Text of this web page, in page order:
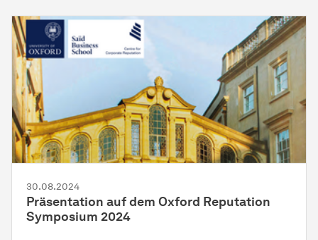
30.08.2024
Präsentation auf dem Oxford Reputation
Symposium 2024